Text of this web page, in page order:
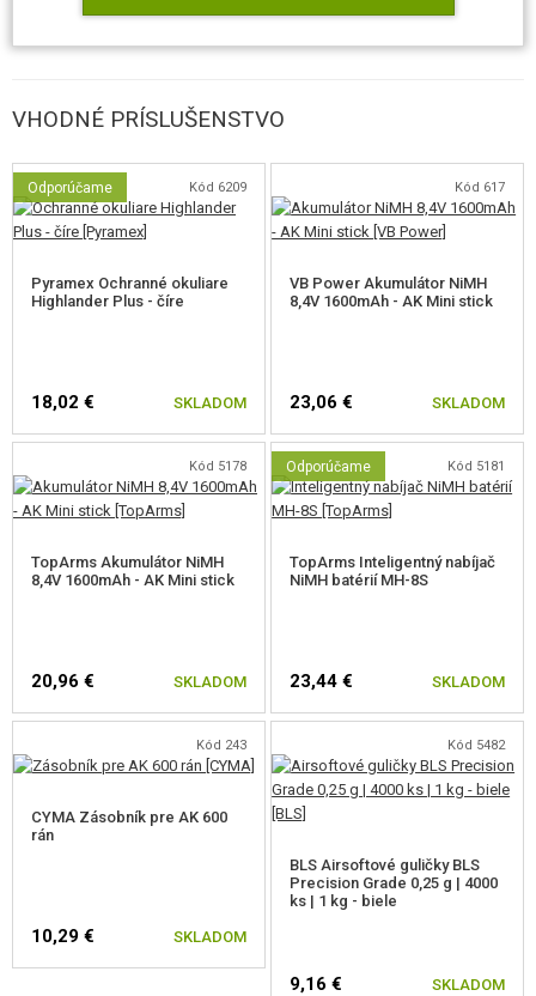
VHODNÉ PRÍSLUŠENSTVO
Odporúčame Kód 6209
Pyramex Ochranné okuliare
Highlander Plus - číre
18,02 € SKLADOM
Kód 617
VB Power Akumulátor NiMH
8,4V 1600mAh - AK Mini stick
23,06 € SKLADOM
Kód 5178
TopArms Akumulátor NiMH
8,4V 1600mAh - AK Mini stick
20,96 € SKLADOM
Odporúčame Kód 5181
TopArms Inteligentný nabíjač
NiMH batérií MH-8S
23,44 € SKLADOM
Kód 243
CYMA Zásobník pre AK 600
rán
10,29 € SKLADOM
Kód 5482
BLS Airsoftové guličky BLS
Precision Grade 0,25 g | 4000
ks | 1 kg - biele
9,16 € SKLADOM